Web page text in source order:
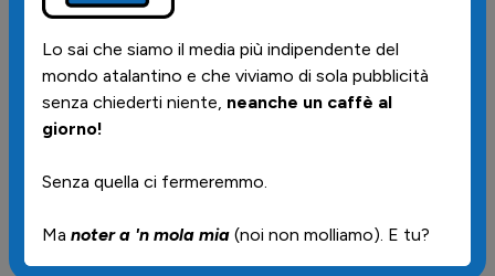
Registrati
Per registrarsi fate copia e incolla di quanto
trovate tra le righe qui sotto, compilatelo con i
vostri dati e spediteci email a
messaggio su whatsapp.
Entro qualche ora vi daremo conferma dell'avvenuta
Lo sai che siamo il media più indipendente del
mondo atalantino e che viviamo di sola pubblicità
senza chiederti niente, neanche un caffè al
giorno!
Senza quella ci fermeremmo.
Ma noter a 'n mola mia (noi non molliamo). E tu?